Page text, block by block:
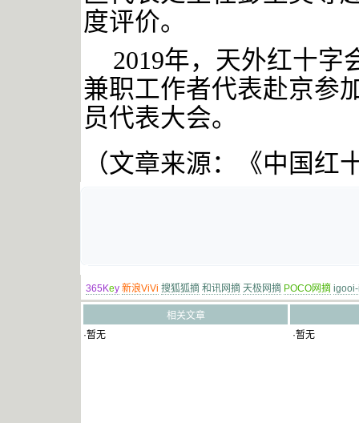
度评价。
2019年，天外红十字
兼职工作者代表赴京参
员代表大会。
（文章来源：《中国红
365Key 新浪ViVi 搜狐狐摘 和讯网摘 天极网摘 POCO网摘
相关文章
·暂无
·暂无